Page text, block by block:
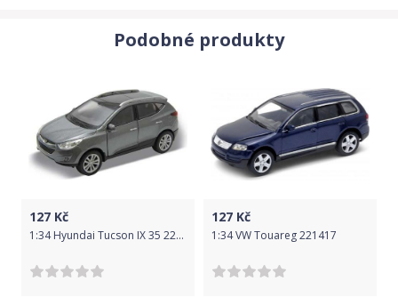
Podobné produkty
127 Kč
1:34 Hyundai Tucson IX 35 221332
127 Kč
1:34 VW Touareg 221417